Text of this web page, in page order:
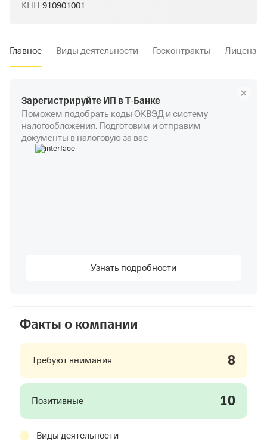
КПП 910901001
Главное Виды деятельности Госконтракты Лицензии
Зарегистрируйте ИП в Т‑Банке
Поможем подобрать коды ОКВЭД и систему
налогообложения. Подготовим и отправим
документы в налоговую за вас
Узнать подробности
Факты о компании
Требуют внимания 8
Позитивные 10
Виды деятельности